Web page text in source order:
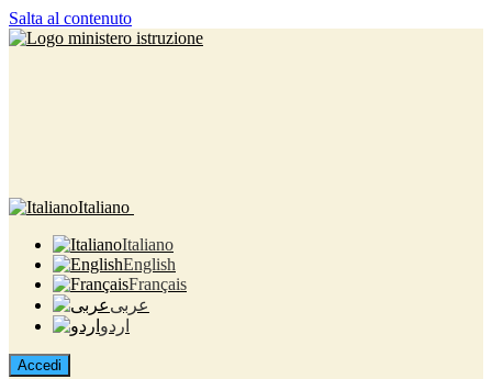
Salta al contenuto
Italiano
Italiano
English
Français
عربى
اردو
Accedi